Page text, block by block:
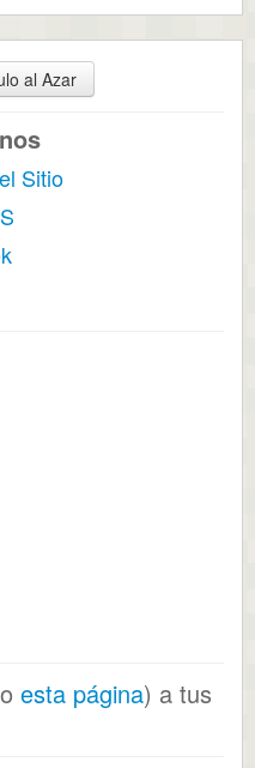
al Azar
Sitio
esta página) a tus